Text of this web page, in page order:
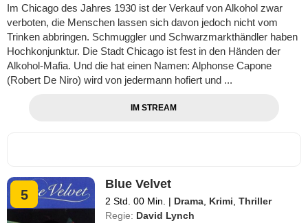
Im Chicago des Jahres 1930 ist der Verkauf von Alkohol zwar
verboten, die Menschen lassen sich davon jedoch nicht vom
Trinken abbringen. Schmuggler und Schwarzmarkthändler haben
Hochkonjunktur. Die Stadt Chicago ist fest in den Händen der
Alkohol-Mafia. Und die hat einen Namen: Alphonse Capone
(Robert De Niro) wird von jedermann hofiert und ...
IM STREAM
5
Blue Velvet
2 Std. 00 Min. | Drama Krimi ,Thriller
Regie: David Lynch